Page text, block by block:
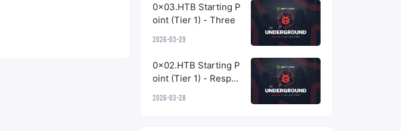
0x03.HTB Starting P
oint (Tier 1) - Three
2026-03-29
0x02.HTB Starting P
oint (Tier 1) - Respon
2026-03-28